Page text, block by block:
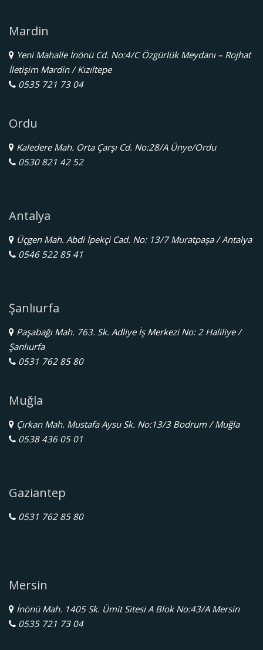
Mardin
Yeni Mahalle İnönü Cd. No:4/C Özgürlük Meydanı – Rojhat
İletişim Mardin / Kızıltepe
0535 721 73 04
Ordu
Kaledere Mah. Orta Çarşı Cd. No:28/A Ünye/Ordu
0530 821 42 52
Antalya
Üçgen Mah. Abdi İpekçi Cad. No: 13/7 Muratpaşa / Antalya
0546 522 85 41
Şanlıurfa
Paşabağı Mah. 763. Sk. Adliye İş Merkezi No: 2 Haliliye /
Şanlıurfa
0531 762 85 80
Muğla
Çırkan Mah. Mustafa Aysu Sk. No:13/3 Bodrum / Muğla
0538 436 05 01
Gaziantep
0531 762 85 80
Mersin
İnönü Mah. 1405 Sk. Ümit Sitesi A Blok No:43/A Mersin
0535 721 73 04